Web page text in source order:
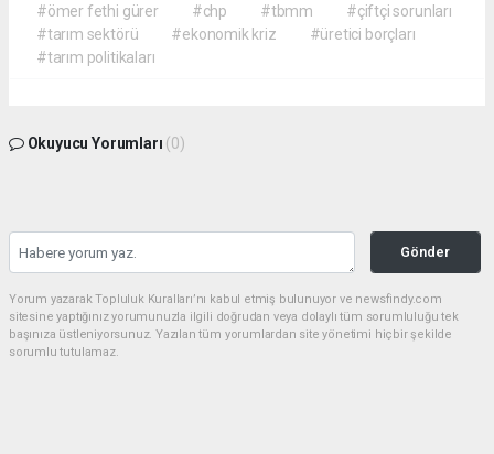
#ömer fethi gürer #chp #tbmm
#çiftçi sorunları
#tarım sektörü
#ekonomik kriz
#üretici borçları
#tarım politikaları
Okuyucu Yorumları (0)
Gönder
Yorum yazarak Topluluk Kuralları’nı kabul etmiş bulunuyor ve newsfindy.com
sitesine yaptığınız yorumunuzla ilgili doğrudan veya dolaylı tüm sorumluluğu tek
başınıza üstleniyorsunuz. Yazılan tüm yorumlardan site yönetimi hiçbir şekilde
sorumlu tutulamaz.